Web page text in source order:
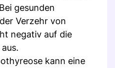
gesunden
Verzehr von
negativ auf die
kann eine